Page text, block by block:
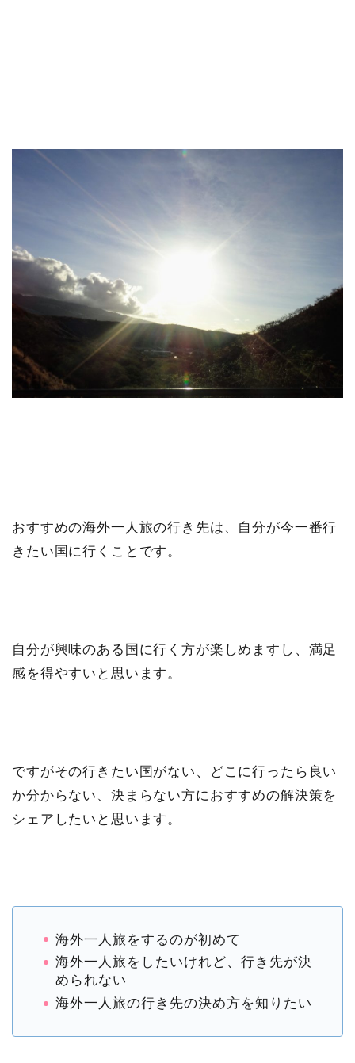
おすすめの海外一人旅の行き先は、自分が今一番行
きたい国に行くことです。
自分が興味のある国に行く方が楽しめますし、満足
感を得やすいと思います。
ですがその行きたい国がない、どこに行ったら良い
か分からない、決まらない方におすすめの解決策を
シェアしたいと思います。
海外一人旅をするのが初めて
海外一人旅をしたいけれど、行き先が決
められない
海外一人旅の行き先の決め方を知りたい